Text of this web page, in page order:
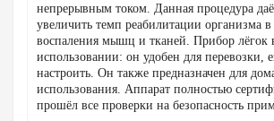
непрерывным током. Данная процедура
увеличить темп реабилитации организма
воспаления мышц и тканей. Прибор лёгок
использовании: он удобен для перевозки,
настроить. Он также предназначен для
использования. Аппарат полностью
прошёл все проверки на безопасность